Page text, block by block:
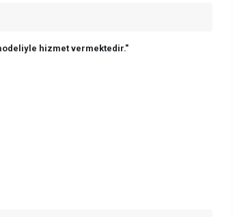
hizmet vermektedir."